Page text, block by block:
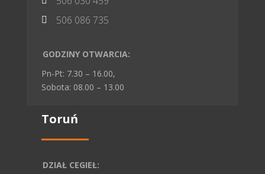
 506 086 735
GODZINY OTWARCIA:
Pn-Pt: 7.30 – 16.00,
Sobota: 08.00 – 13.00
Toruń
DZIAŁ CEGIEŁ: